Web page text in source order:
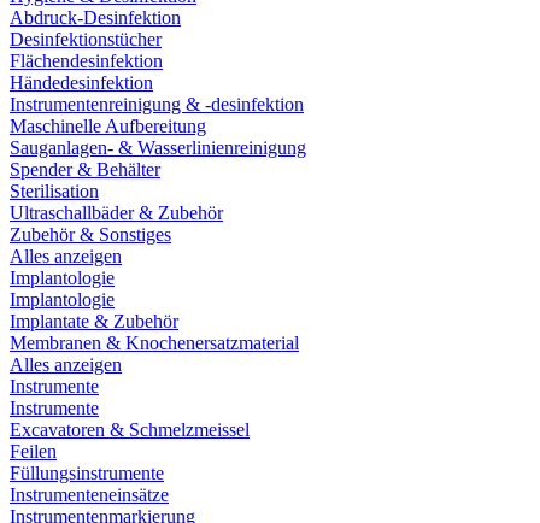
Abdruck-Desinfektion
Desinfektionstücher
Flächendesinfektion
Händedesinfektion
Instrumentenreinigung & -desinfektion
Maschinelle Aufbereitung
Sauganlagen- & Wasserlinienreinigung
Spender & Behälter
Sterilisation
Ultraschallbäder & Zubehör
Zubehör & Sonstiges
Alles anzeigen
Implantologie
Implantologie
Implantate & Zubehör
Membranen & Knochenersatzmaterial
Alles anzeigen
Instrumente
Instrumente
Excavatoren & Schmelzmeissel
Feilen
Füllungsinstrumente
Instrumenteneinsätze
Instrumentenmarkierung